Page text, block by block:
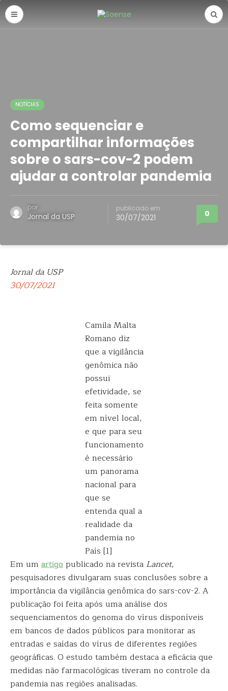
NOTÍCIAS
Como sequenciar e
compartilhar informações
sobre o sars-cov-2 podem
ajudar a controlar pandemia
por
Jornal da USP
publicado em
30/07/2021 0
Jornal da USP
30/07/2021
Camila Malta
Romano diz
que a vigilância
genômica não
possui
efetividade, se
feita somente
em nível local,
e que para seu
funcionamento
é necessário
um panorama
nacional para
que se
entenda qual a
realidade da
pandemia no
País [1]
Em um artigopublicado na revista Lancet,
pesquisadores divulgaram suas conclusões sobre a
importância da vigilância genômica do sars-cov-2. A
publicação foi feita após uma análise dos
sequenciamentos do genoma do vírus disponíveis
em bancos de dados públicos para monitorar as
entradas e saídas do vírus de diferentes regiões
geográficas. O estudo também destaca a eficácia que
medidas não farmacológicas tiveram no controle da
pandemia nas regiões analisadas.